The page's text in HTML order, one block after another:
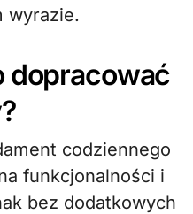
wyrazie.
dopracować
codziennego
funkcjonalności i
bez dodatkowych